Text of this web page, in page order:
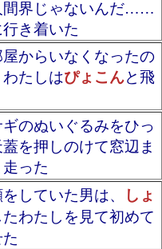
間界じゃないんだ……
き着いた
からいなくなったの
たしはぴょこんと飛
のぬいぐるみをひっ
を押しのけて窓辺ま
走った
していた男は、
しょ
わたしを見て初めて